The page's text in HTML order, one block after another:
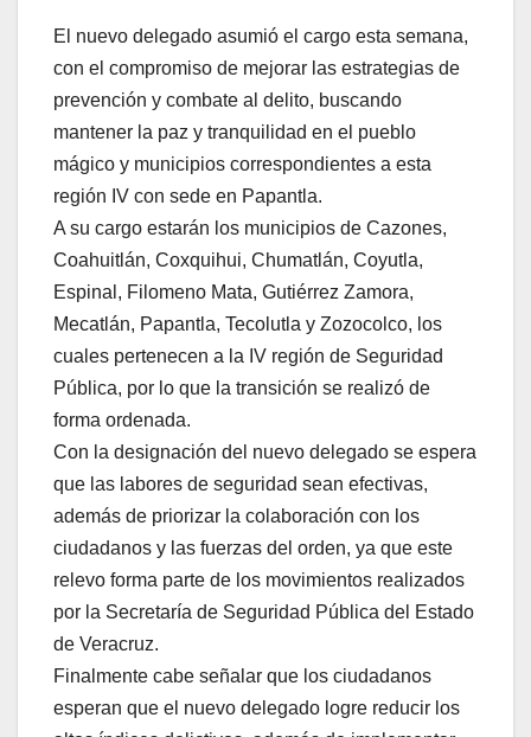
El nuevo delegado asumió el cargo esta semana,
con el compromiso de mejorar las estrategias de
prevención y combate al delito, buscando
mantener la paz y tranquilidad en el pueblo
mágico y municipios correspondientes a esta
región IV con sede en Papantla.
A su cargo estarán los municipios de Cazones,
Coahuitlán, Coxquihui, Chumatlán, Coyutla,
Espinal, Filomeno Mata, Gutiérrez Zamora,
Mecatlán, Papantla, Tecolutla y Zozocolco, los
cuales pertenecen a la IV región de Seguridad
Pública, por lo que la transición se realizó de
forma ordenada.
Con la designación del nuevo delegado se espera
que las labores de seguridad sean efectivas,
además de priorizar la colaboración con los
ciudadanos y las fuerzas del orden, ya que este
relevo forma parte de los movimientos realizados
por la Secretaría de Seguridad Pública del Estado
de Veracruz.
Finalmente cabe señalar que los ciudadanos
esperan que el nuevo delegado logre reducir los